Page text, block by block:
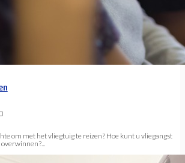
om met het vliegtuig te reizen? Hoe kunt u vliegangst